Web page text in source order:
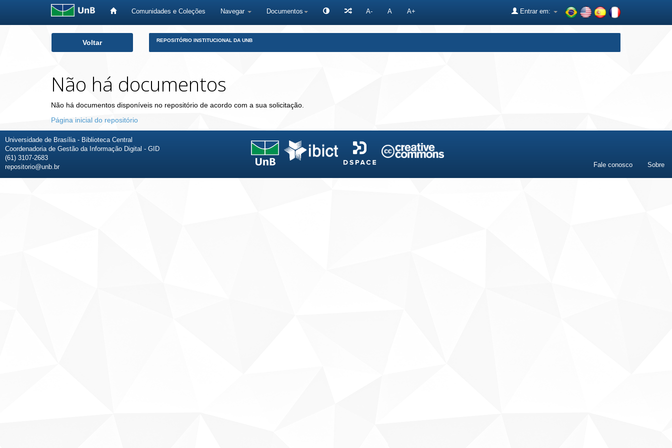
Comunidades e Coleções Navegar Documentos A- A A+ Entrar em:
Voltar REPOSITÓRIO INSTITUCIONAL DA UNB
Não há documentos
Não há documentos disponíveis no repositório de acordo com a sua solicitação.
Página inicial do repositório
Universidade de Brasília - Biblioteca Central
Coordenadoria de Gestão da Informação Digital - GID
(61) 3107-2683
repositorio@unb.br
Fale conosco Sobre